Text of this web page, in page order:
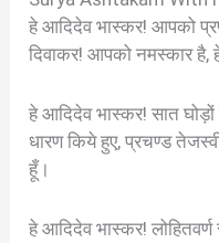
हे आदिदेव भास्कर! आपको
दिवाकर! आपको नमस्कार है,
हे आदिदेव भास्कर! सात
धारण किये हुए, प्रचण्ड
हूँ।
हे आदिदेव भास्कर! लोहितवर्ण